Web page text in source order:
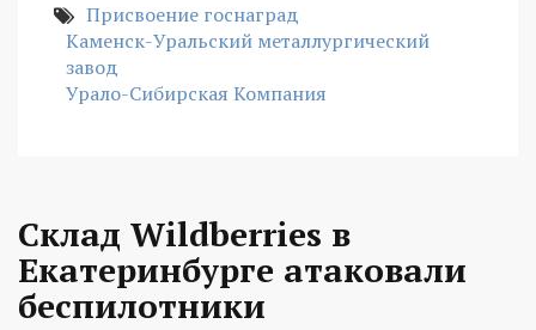
Присвоение госнаград
Каменск-Уральский металлургический
завод
Урало-Сибирская Компания
Склад Wildberries в
Екатеринбурге атаковали
беспилотники